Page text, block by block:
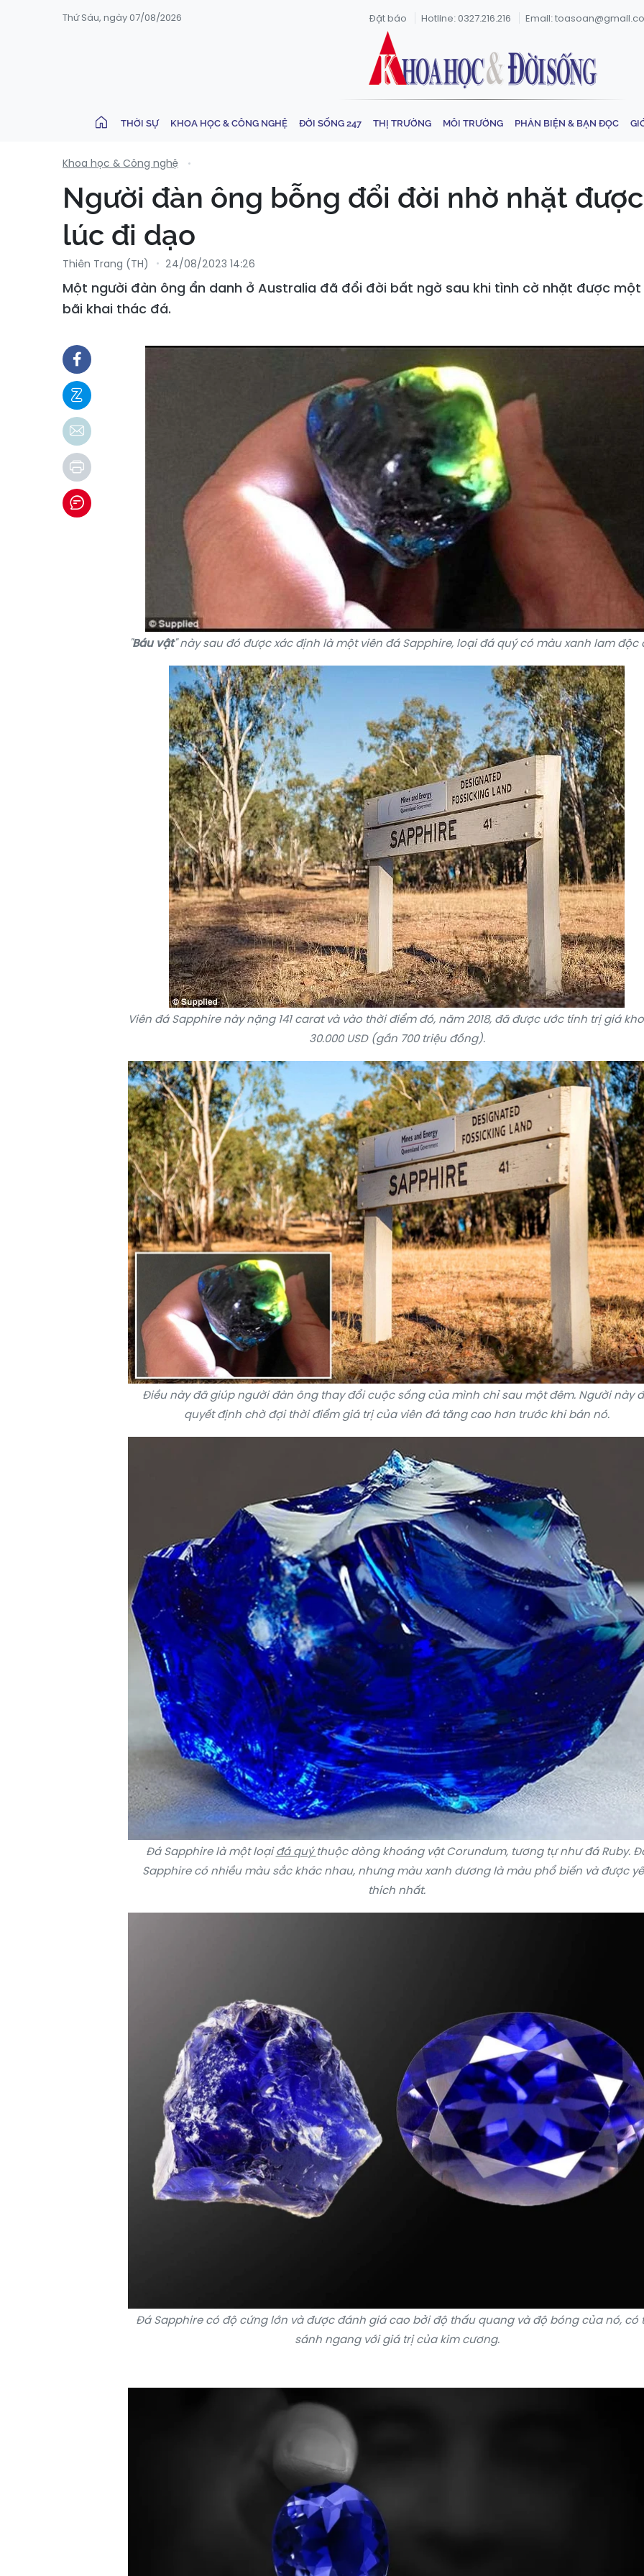
Thứ Sáu, ngày 07/08/2026 Đặt báo Hotline: 0327.216.216 Email:
THỜI SỰ KHOA HỌC & CÔNG NGHỆ ĐỜI SỐNG 247 THỊ TRƯỜNG MÔI TRƯỜNG PHẢN BIỆN & BẠN ĐỌC
Khoa học & Công nghệ
Người đàn ông bỗng đổi đời nhờ nhặt
lúc đi dạo
Thiên Trang (TH) 24/08/2023 14:26
Một người đàn ông ẩn danh ở Australia đã đổi đời bất ngờ sau khi tình cờ nhặt được
bãi khai thác đá.
"Báu vật" này sau đó được xác định là một viên đá Sapphire, loại đá quý có màu xanh lam độc
Viên đá Sapphirenày nặng 141 carat và vào thời điểm đó, năm 2018, đã được ước tính trị giá
30.000 USD (gần 700 triệu đồng).
Điều này đã giúp người đàn ông thay đổi cuộc sống của mình chỉ sau một đêm. Người này
quyết định chờ đợi thời điểm giá trị của viên đá tăng cao hơn trước khi bán nó.
Đá Sapphire là một loạiđá quýthuộc dòng khoáng vật Corundum, tương tự như đá Ruby.
Sapphire có nhiều màu sắc khác nhau, nhưng màu xanh dương là màu phổ biến và được
thích nhất.
Đá Sapphire có độ cứng lớn và được đánh giá cao bởi độ thấu quang và độ bóng của nó, có
sánh ngang với giá trị của kim cương.